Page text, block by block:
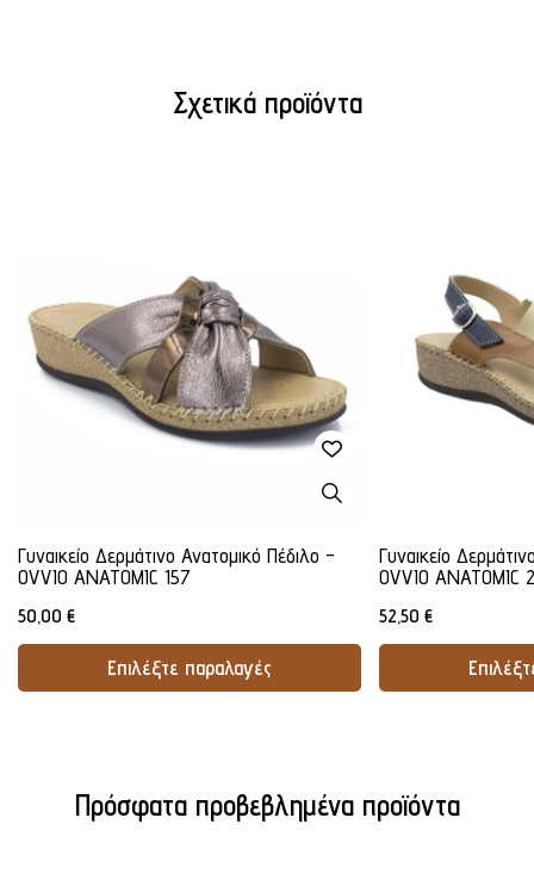
Σχετικά προϊόντα
Γυναικείο Δερμάτινο Ανατομικό Πέδιλο -
OVVIO ANATOMIC 157
50,00 €
Επιλέξτε παραλαγές
Γυναικείο
OVVIO ANATOMIC
52,50 €
Πρόσφατα προβεβλημένα προϊόντα